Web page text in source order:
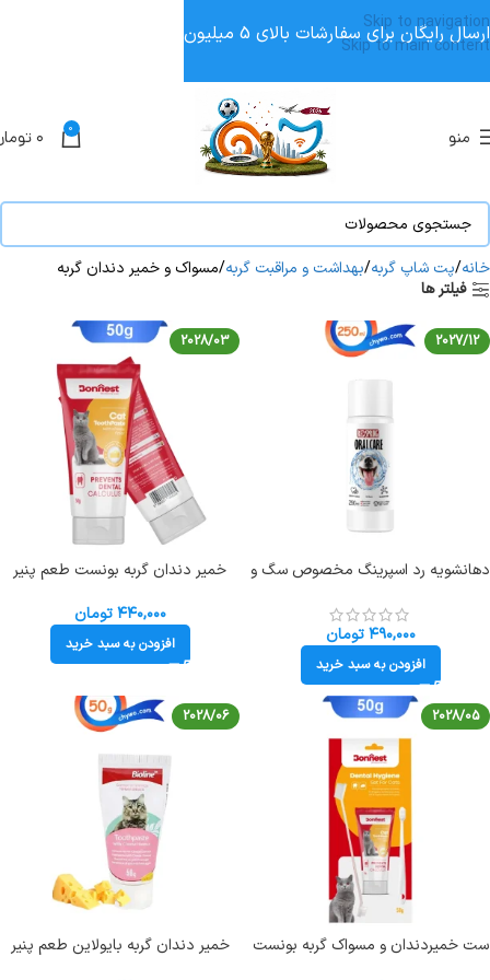
Skip to navigation
Skip to main content
منو 0 ۰
خانه پت شاپ گربه بهداشت و مراقبت گربه مسواک و خمیر دندان گربه
فیلتر ها
2027/12
دهانشویه رد اسپرینگ مخصوص سگ و
Oral Care
۴۹۰,۰۰۰ تومان
افزودن به سبد خرید
2028/03
خمیر دندان گربه بونست طعم پنیر
۴۴۰,۰۰۰ تومان
افزودن به سبد خرید
2028/05
ست خمیردندان و مسواک گربه بونست
2028/06
خمیر دندان گربه بایولاین طعم پنیر
ارسال رایگان برای سفارشات بالای 5 میلیون